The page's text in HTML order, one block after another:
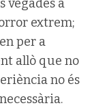
vegades a
extrem;
per a
allò que no
no és